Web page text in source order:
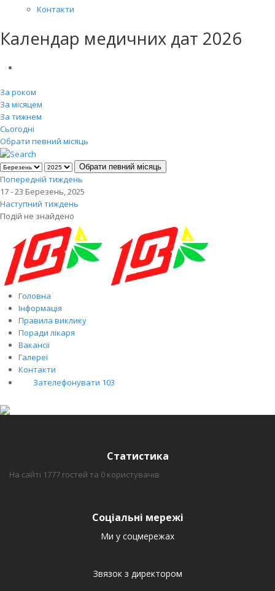
Контакти
Календар медичних дат 2026
За роком
За місяцем
За тижнем
Сьогодні
Обрати певний місяць
Обрати певний місяць
Попередній тиждень
17 - 23 Березень, 2025
Наступний тиждень
Подій не знайдено
Головна
Інформація
Правила виклику
Поради лікаря
Вакансії
Галереї
Контакти
Зателефонувати 103
Статистика
На сайті 1777 гостей та 0 користувачів
Соціальні мережі
Ми у соцмережах
Звязок з директором